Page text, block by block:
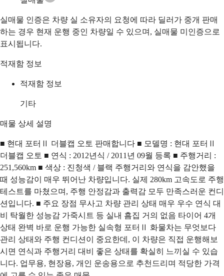
실매물 인증은 차량 실 소유자의 요청에 따라 딜러가 중개 판매
하는 경우 현재 운행 중인 차량일 수 있으며, 실매물 미인증으로
표시됩니다.
적재함 정보
적재함 정보
기타
매물 상세 설명
■ 현대 포터Ⅱ 더블캡 오토 판매합니다 ■ 모델명 : 현대 포터Ⅱ
더블캡 오토 ■ 연식 : 2012년식 / 2011년 09월 등록 ■ 주행거리 :
251,560km ■ 색상 : 진청색 / 블랙 주행거리와 연식을 감안했을
때 성능감이 매우 뛰어난 차량입니다. 실제 280km 고속도로 주행
테스트를 마쳤으며, 주행 안정감과 출력감 모두 만족스러운 컨디
션입니다. ■ 주요 장점 무사고 차량 관리 상태 매우 우수 연식 대
비 탁월한 성능감 가죽시트 등 실내 흠집 거의 없음 타이어 4개
상태 완벽 바로 운행 가능한 실속형 포터Ⅱ 화물차는 무엇보다
관리 상태와 주행 컨디션이 중요한데, 이 차량은 직접 운행해보
시면 연식과 주행거리 대비 좋은 상태를 확실히 느끼실 수 있습
니다. 업무용, 현장용, 개인 운송용으로 추천드리며 적당한 가격